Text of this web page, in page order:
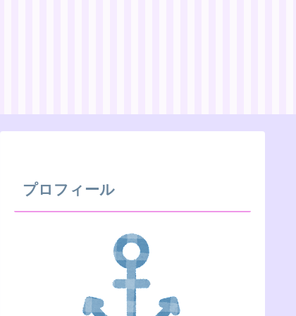
プロフィール